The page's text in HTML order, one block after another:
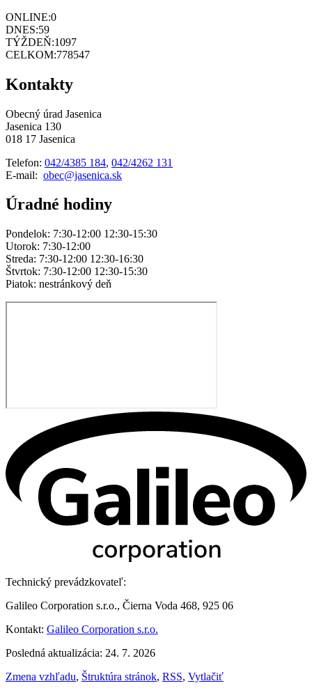
ONLINE:0
DNES:59
TÝŽDEŇ:1097
CELKOM:778547
Kontakty
Obecný úrad Jasenica
Jasenica 130
018 17 Jasenica
Telefon: 042/4385 184, 042/4262 131
E-mail: obec@jasenica.sk
Úradné hodiny
Pondelok: 7:30-12:00 12:30-15:30
Utorok: 7:30-12:00
Streda: 7:30-12:00 12:30-16:30
Štvrtok: 7:30-12:00 12:30-15:30
Piatok: nestránkový deň
Technický prevádzkovateľ:
Galileo Corporation s.r.o., Čierna Voda 468, 925 06
Kontakt: Galileo Corporation s.r.o.
Posledná aktualizácia: 24. 7. 2026
Zmena vzhľadu, Štruktúra stránok, RSS, Vytlačiť